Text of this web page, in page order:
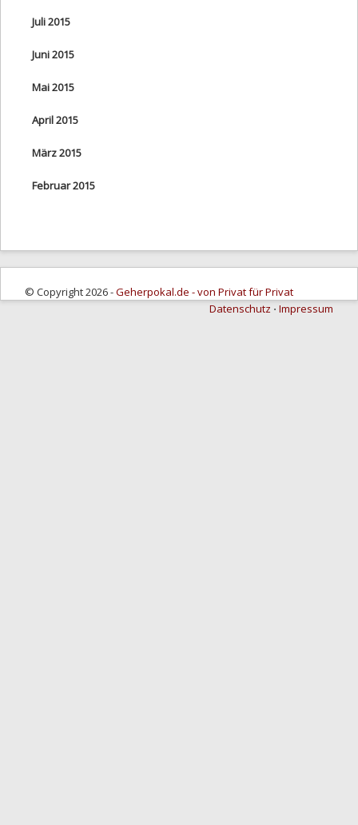
Juli 2015
Juni 2015
Mai 2015
April 2015
März 2015
Februar 2015
© Copyright 2026 -Geherpokal.de - von Privat für Privat
Datenschutz ⋅ Impressum